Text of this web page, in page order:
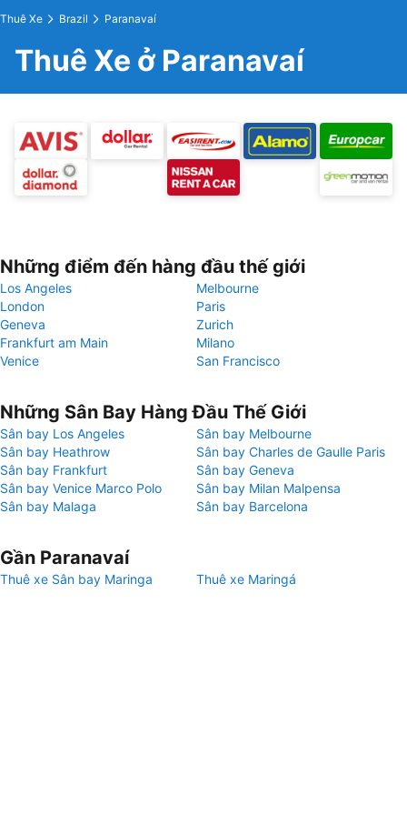
Thuê Xe Brazil Paranavaí
Thuê Xe ở Paranavaí
Những điểm đến hàng đầu thế giới
Los Angeles
Melbourne
London
Paris
Geneva
Zurich
Frankfurt am Main
Milano
Venice
San Francisco
Những Sân Bay Hàng Đầu Thế Giới
Sân bay Los Angeles
Sân bay Melbourne
Sân bay Heathrow
Sân bay Charles de Gaulle Paris
Sân bay Frankfurt
Sân bay Geneva
Sân bay Venice Marco Polo
Sân bay Milan Malpensa
Sân bay Malaga
Sân bay Barcelona
Gần Paranavaí
Thuê xe Sân bay Maringa Thuê xe Maringá